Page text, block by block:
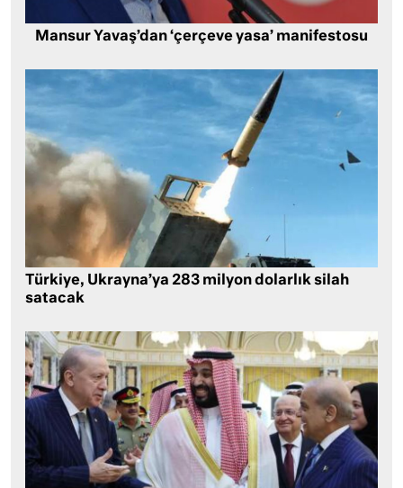
Mansur Yavaş’dan ‘çerçeve yasa’ manifestosu
Türkiye, Ukrayna’ya 283 milyon dolarlık silah
satacak